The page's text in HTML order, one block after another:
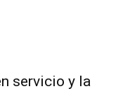
servicio y la